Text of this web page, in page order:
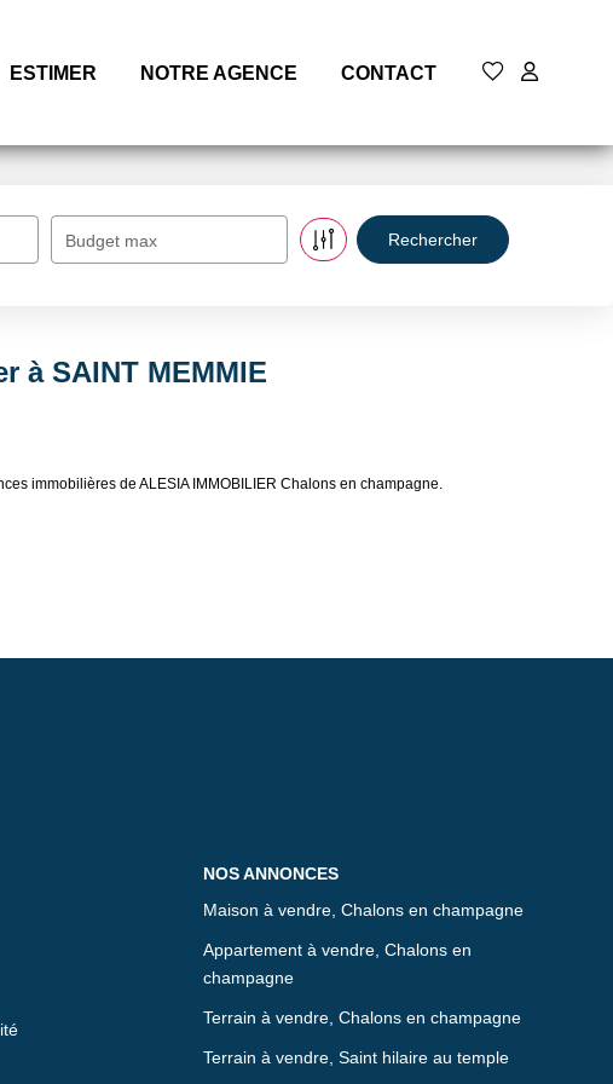
ESTIMER NOTRE AGENCE CONTACT
Budget max
à SAINT MEMMIE
immobilières de ALESIA IMMOBILIER Chalons en champagne.
NOS ANNONCES
Maison à vendre, Chalons en champagne
Appartement à vendre, Chalons en
champagne
Terrain à vendre, Chalons en champagne
Terrain à vendre, Saint hilaire au temple